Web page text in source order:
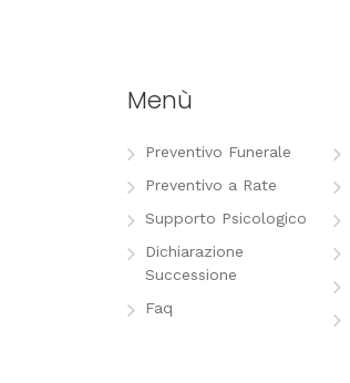
Menù
Preventivo Funerale
Preventivo a Rate
Supporto Psicologico
Dichiarazione
Successione
Faq